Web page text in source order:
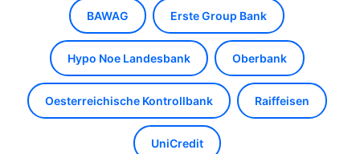
BAWAG Erste Group Bank
Hypo Noe Landesbank Oberbank
Oesterreichische Kontrollbank Raiffeisen
UniCredit